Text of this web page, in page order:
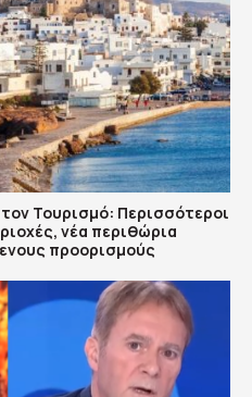
Τουρισμό: Περισσότεροι
νέα περιθώρια
προορισμούς